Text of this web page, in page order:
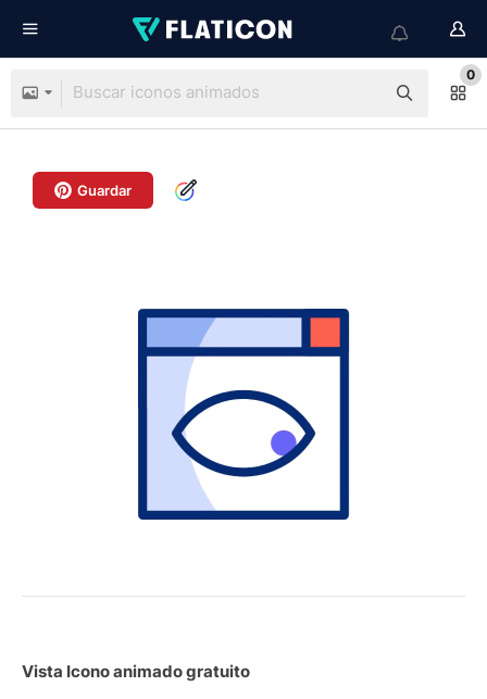
0
Guardar
Vista Icono animado gratuito